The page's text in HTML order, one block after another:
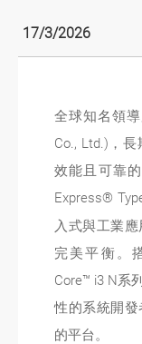
17/3/2026
全球知名領
Co., Ltd.)，
效能且可靠
Express®
入式與工業
完美平衡。
Core™ i3 N系
性的系統開
的平台。